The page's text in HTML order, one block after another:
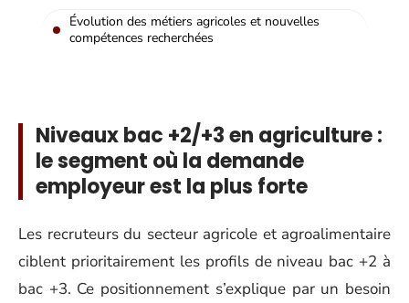
Évolution des métiers agricoles et nouvelles
compétences recherchées
Niveaux bac +2/+3 en agriculture :
le segment où la demande
employeur est la plus forte
Les recruteurs du secteur agricole et agroalimentaire
ciblent prioritairement les profils de niveau bac +2 à
bac +3. Ce positionnement s’explique par un besoin